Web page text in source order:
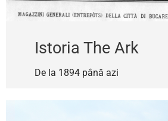
Istoria The Ark
De la 1894 până azi